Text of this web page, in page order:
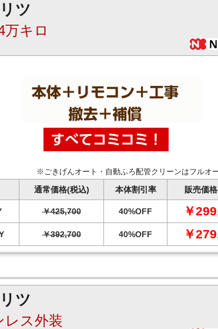
ツ
万キロ
※ごきげんオート・自動ふろ配管クリーンはフルオ
通常価格(税込) 本体割引率 販売価
￥425,700 40%OFF ￥
￥392,700 40%OFF ￥
ツ
レス外装